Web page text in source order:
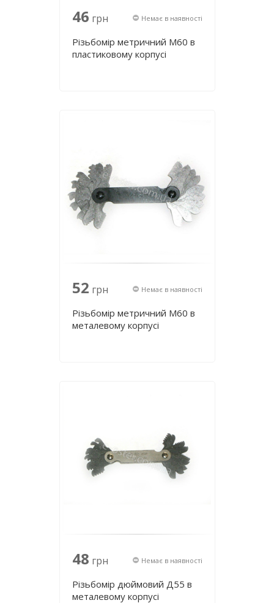
46 грн Немає в наявності
Різьбомір метричний М60 в
пластиковому корпусі
52 грн Немає в наявності
Різьбомір метричний М60 в
металевому корпусі
48 грн Немає в наявності
Різьбомір дюймовий Д55 в
металевому корпусі